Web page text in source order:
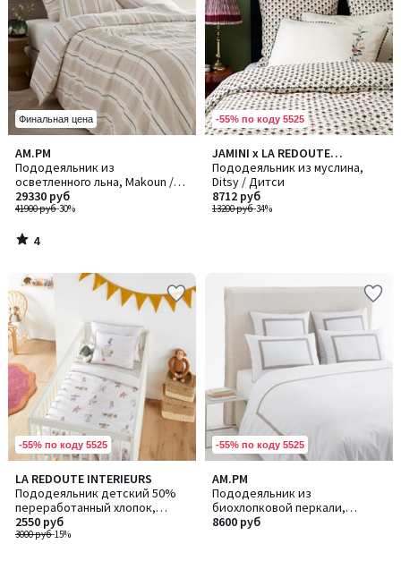
Финальная цена
AM.PM
Пододеяльник из
осветленного льна, Makoun /
Макун
41900 руб-30%
29330 руб
4
/
5
4
/
-55% по коду 5525
JAMINI x LA REDOUTE
INTERIEURS
Пододеяльник из муслина,
Ditsy / Дитси
13200 руб-34%
8712 руб
-55% по коду 5525
LA REDOUTE INTERIEURS
Пододеяльник детский 50%
переработанный хлопок,
Phineas / Финеас
3000 руб-15%
2550 руб
-55% по коду 5525
AM.PM
Пододеяльник из
биохлопковой перкали,
Othoza / Отоза
8600 руб